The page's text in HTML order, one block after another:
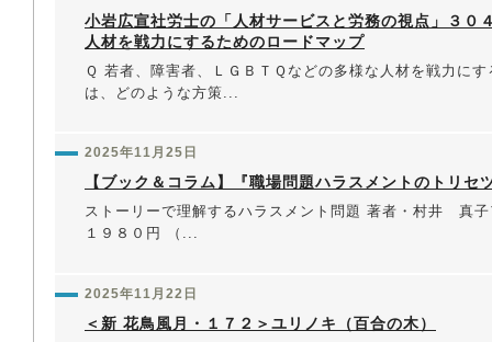
小岩広宣社労士の「人材サービスと労務の視点」３０
人材を戦力にするためのロードマップ
Ｑ 若者、障害者、ＬＧＢＴＱなどの多様な人材を戦力にす
は、どのような方策...
2025年11月25日
【ブック＆コラム】『職場問題ハラスメントのトリセ
ストーリーで理解するハラスメント問題 著者・村井 真
１９８０円 （...
2025年11月22日
＜新 花鳥風月・１７２＞ユリノキ（百合の木）